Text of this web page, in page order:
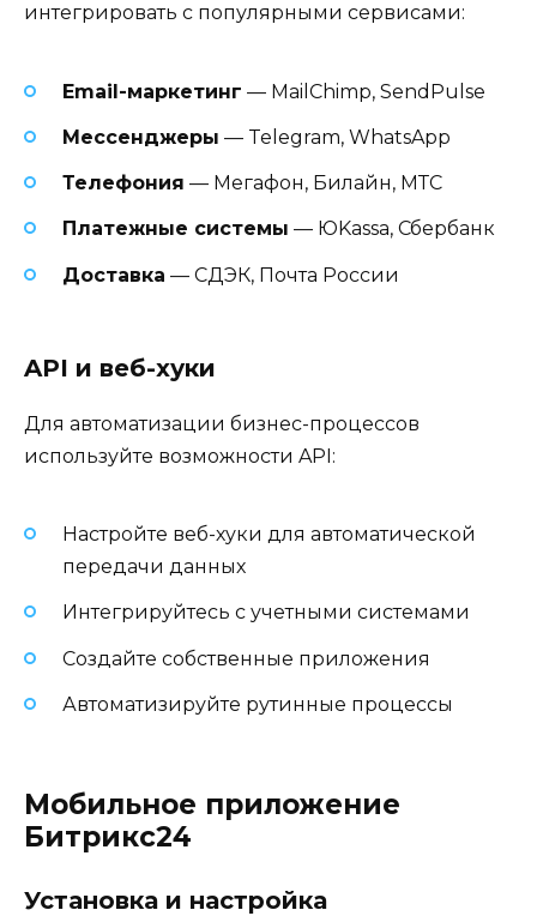
интегрировать с популярными сервисами:
Email-маркетинг — MailChimp, SendPulse
Мессенджеры — Telegram, WhatsApp
Телефония — Мегафон, Билайн, МТС
Платежные системы — ЮKassa, Сбербанк
Доставка — СДЭК, Почта России
API и веб-хуки
Для автоматизации бизнес-процессов
используйте возможности API:
Настройте веб-хуки для автоматической
передачи данных
Интегрируйтесь с учетными системами
Создайте собственные приложения
Автоматизируйте рутинные процессы
Мобильное приложение
Битрикс24
Установка и настройка